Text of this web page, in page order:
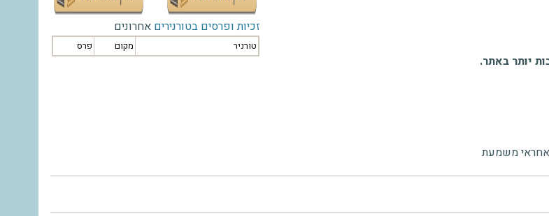
זכיות ופרסים בטורנירים אחרונים
טורניר מקום פרס
יותר באתר.
אחראי משמעת